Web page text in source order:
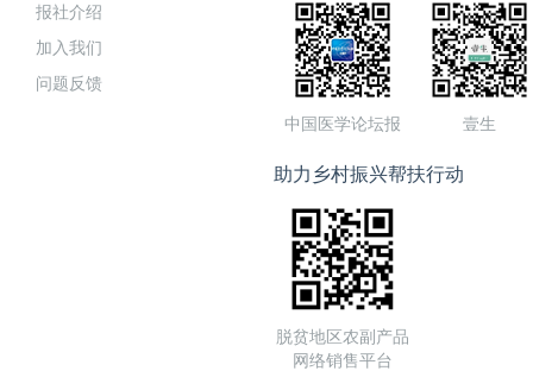
报社介绍
加入我们
问题反馈
中国医学论坛报 壹生
助力乡村振兴帮扶行动
脱贫地区农副产品
网络销售平台